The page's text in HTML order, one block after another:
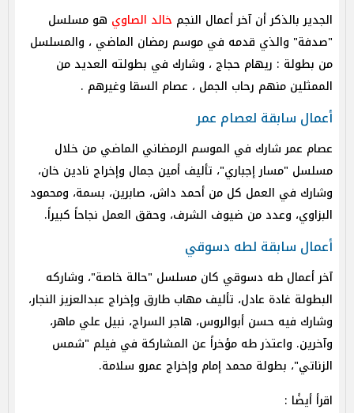
الجدير بالذكر أن آخر أعمال النجم خالد الصاوي هو مسلسل
"صدفة" والذي قدمه في موسم رمضان الماضي ، والمسلسل
من بطولة : ريهام حجاج ، وشارك في بطولته العديد من
الممثلين منهم رحاب الجمل ، عصام السقا وغيرهم .
أعمال سابقة لعصام عمر
عصام عمر شارك في الموسم الرمضاني الماضي من خلال
مسلسل "مسار إجباري"، تأليف أمين جمال وإخراج نادين خان،
وشارك في العمل كل من أحمد داش، صابرين، بسمة، ومحمود
البزاوي، وعدد من ضيوف الشرف، وحقق العمل نجاحاً كبيراً.
أعمال سابقة لطه دسوقي
آخر أعمال طه دسوقي كان مسلسل "حالة خاصة"، وشاركه
البطولة غادة عادل، تأليف مهاب طارق وإخراج عبدالعزيز النجار،
وشارك فيه حسن أبوالروس، هاجر السراج، نبيل علي ماهر،
وآخرين. واعتذر طه مؤخراً عن المشاركة في فيلم "شمس
الزناتي"، بطولة محمد إمام وإخراج عمرو سلامة.
اقرأ أيضًا :